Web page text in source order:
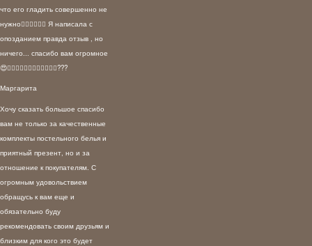
что его гладить совершенно не
нужно👍🏻👍🏻🙈😄 Я написала с
опозданием правда отзыв , но
ничего... спасибо вам огромное
😍👍🏻👍🏻👏🏻👌🏻👌🏻👌🏻???
Маргарита
Хочу сказать большое спасибо
вам не только за качественные
комплекты постельного белья и
приятный презент, но и за
отношение к покупателям. С
огромным удовольствием
обращусь к вам еще и
обязательно буду
рекомендовать своим друзьям и
близким для кого это будет